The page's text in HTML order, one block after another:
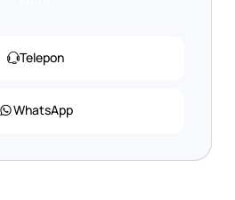
Telepon
WhatsApp